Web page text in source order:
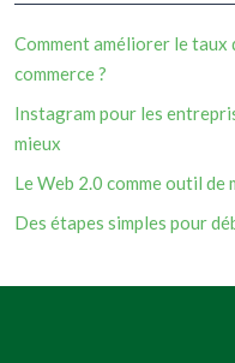
Comment améliorer le
commerce ?
Instagram pour les
mieux
Le Web 2.0 comme outil de
Des étapes simples pour